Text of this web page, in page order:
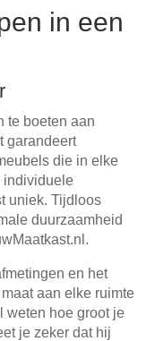
in een
te boeten aan
garandeert
die in elke
individuele
uniek. Tijdloos
duurzaamheid
en het
aan elke ruimte
weten hoe groot je
je zeker dat hij